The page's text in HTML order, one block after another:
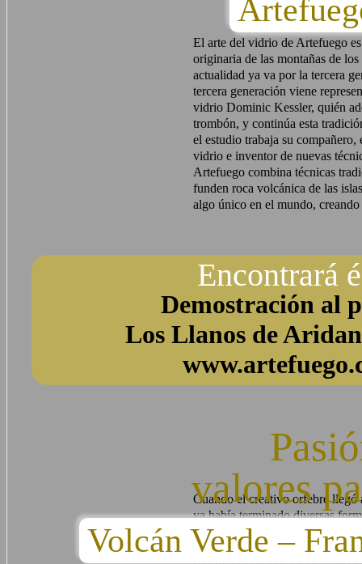
El arte del vidrio de Artefuego
originaria de las montañas de los
actualidad ya va por la tercera
tercera generación viene
vidrio Dominic Kessler, quién
trombón, y continúa esta
el estudio trabaja su compañero,
vidrio e inventor de nuevas
Artefuego combina técnicas
funden roca volcánica de las
algo único en el mundo,
Encontrará
Demostración al
Los Llanos de
valores
Volcán Verde –
Cuando el creativo orfebre llegó
ya había terminado diversas
artesanas y tenía mucha
materiales. De su amor por el